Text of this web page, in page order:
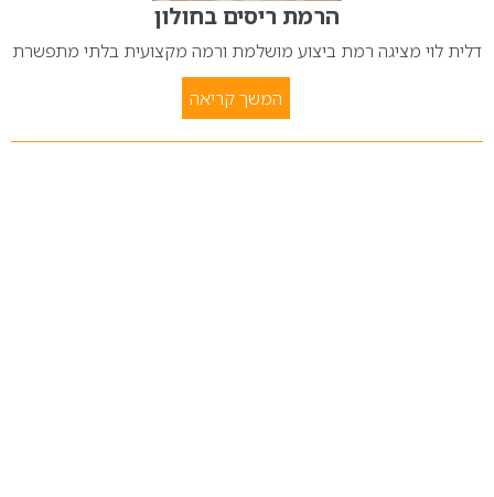
הרמת ריסים בחולון
דלית לוי מציגה רמת ביצוע מושלמת ורמה מקצועית בלתי מתפשרת
המשך קריאה